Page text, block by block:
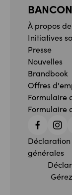
À propos
Initiatives
Presse
Nouvelles
Brandbook
Offres
Formulaire
Formulaire
Facebook
générales